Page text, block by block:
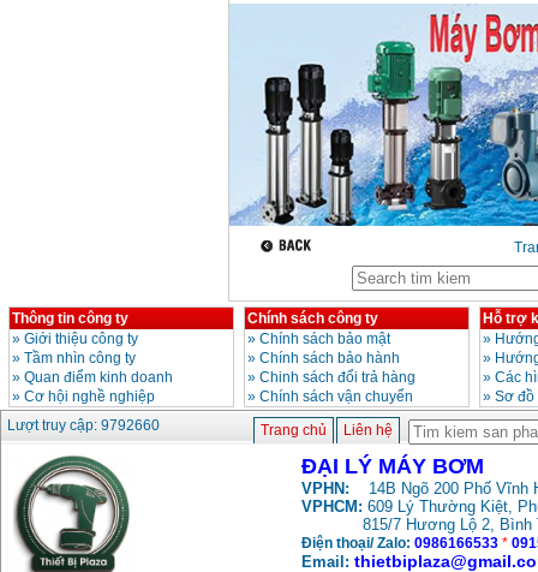
Thông tin công ty
» Giới thiệu công ty
» Tầm nhìn công ty
» Quan điểm kinh doanh
» Cơ hội nghề nghiệp
Chính sách công ty
» Chính sách bảo mật
» Chính sách bảo hành
» Chinh sách đổi trả hàng
» Chính sách vận chuyển
Hỗ trợ
»
»
» Các
» Sơ
Lượt truy cập: 9792660
Trang chủ Liên hệ
ĐẠI LÝ MÁY BƠM
VPHN: 14B Ngõ 200 Phố Vĩnh
VPHCM: 609 Lý Thường Kiệt,
815/7 Hương Lộ 2, Bình
Điện thoại/ Zalo: 0986166533 *
Email: